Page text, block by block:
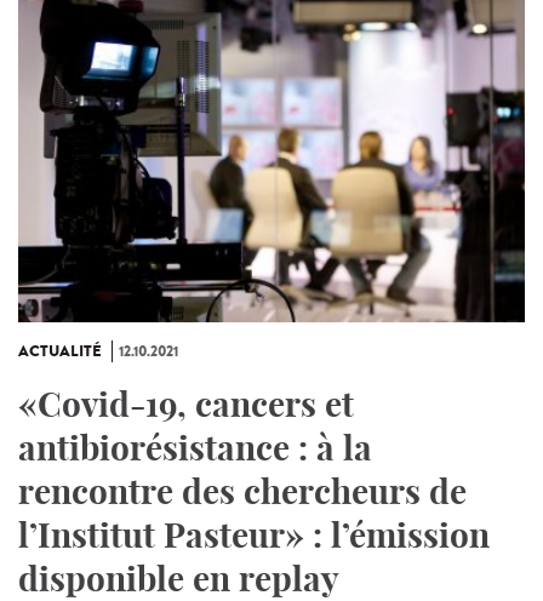
ACTUALITÉ 12.10.2021
«Covid-19, cancers et
antibiorésistance : à la
rencontre des chercheurs de
l’Institut Pasteur» : l’émission
disponible en replay